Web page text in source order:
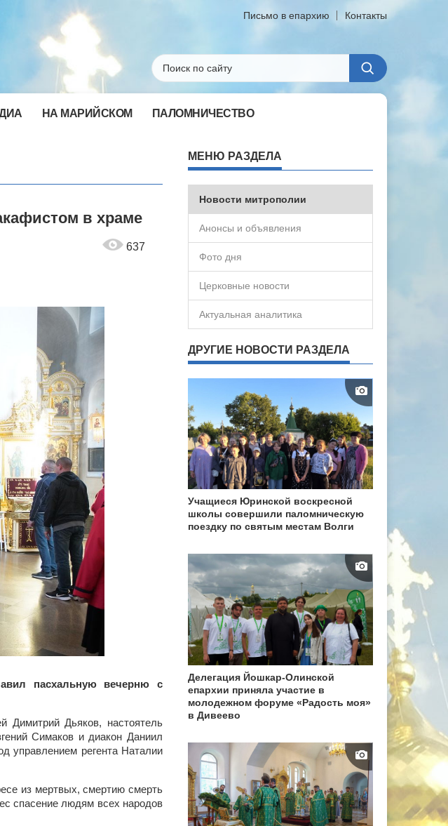
Письмо в епархию Контакты
НА МАРИЙСКОМ ПАЛОМНИЧЕСТВО
в храме
637
пасхальную вечерню с
Димитрий Дьяков, настоятель
Симаков и диакон Даниил
управлением регента Наталии
из мертвых, смертию смерть
спасение людям всех народов
МЕНЮ РАЗДЕЛА
Новости митрополии
Анонсы и объявления
Фото дня
Церковные новости
Актуальная аналитика
ДРУГИЕ НОВОСТИ РАЗДЕЛА
Учащиеся Юринской воскресной
школы совершили паломническую
поездку по святым местам Волги
Делегация Йошкар-Олинской
епархии приняла участие в
молодежном форуме «Радость моя»
в Дивеево